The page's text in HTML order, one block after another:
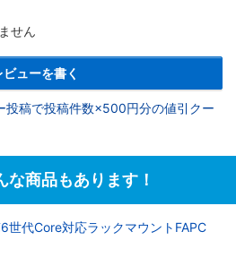
せん
ビューを書く
投稿で投稿件数×500円分の値引クー
な商品もあります！
世代Core対応ラックマウントFAPC